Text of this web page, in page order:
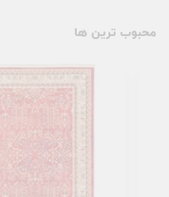
محبوب ترین ها